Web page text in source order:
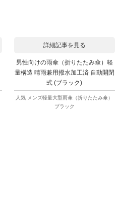
詳細記事を見る
男性向けの雨傘（折りたたみ傘）軽
量構造 晴雨兼用撥水加工済 自動開閉
式 (ブラック)
人気 メンズ軽量大型雨傘（折りたたみ傘）
ブラック